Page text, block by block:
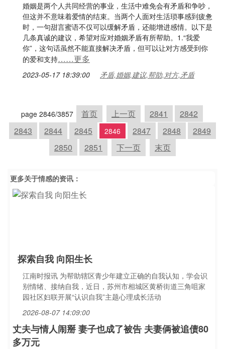
婚姻是两个人共同经营的事业，生活中难免会有矛盾和争吵，
但这并不意味着爱情的结束。当两个人面对生活琐事感到疲惫
时，一句甜言蜜语不仅可以缓解矛盾，还能增进感情。以下是
几条真诚的建议，希望对应对婚姻矛盾有所帮助。1.“我爱
你”，这句话虽然不能直接解决矛盾，但可以让对方感受到你
的爱和支持……更多
2023-05-17 18:39:00 矛盾,婚姻,建议,帮助,对方,矛盾
page 2846/3857 首页 上一页 2841
2842
2843
2844 2845 2846 2847 2848
2849
2850
2851 下一页 末页
更多关于情感的资讯：
探索自我 向阳生长
江南时报讯 为帮助辖区青少年建立正确的自我认知，学会识
别情绪、接纳自我，近日，苏州市相城区黄桥街道三角咀家
园社区妇联开展“认识自我”主题心理成长活动
2026-08-07 14:09:00
丈夫与情人闹掰 妻子也成了被告 夫妻俩被追债80
多万元